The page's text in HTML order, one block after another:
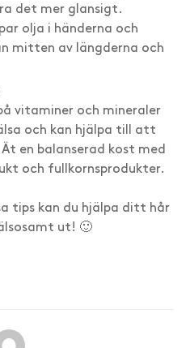
det mer glansigt.
olja i händerna och
mitten av längderna och
vitaminer och mineraler
och kan hjälpa till att
en balanserad kost med
och fullkornsprodukter.
tips kan du hjälpa ditt hår
ut! 🙂